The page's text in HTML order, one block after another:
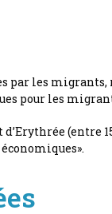
par les
pour les